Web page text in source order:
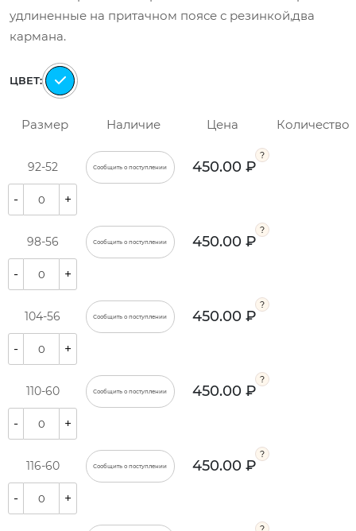
удлиненные на притачном поясе с резинкой,два
кармана.
ЦВЕТ:
Размер Наличие Цена Количество
92-52 Сообщить о поступлении 450.00 ₽
- +
98-56 Сообщить о поступлении 450.00 ₽
- +
104-56 Сообщить о поступлении 450.00 ₽
- +
110-60 Сообщить о поступлении 450.00 ₽
- +
116-60 Сообщить о поступлении 450.00 ₽
- +